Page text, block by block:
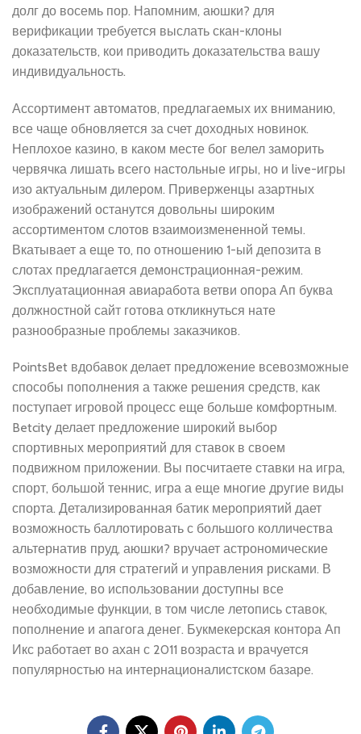
долг до восемь пор. Напомним, аюшки? для
верификации требуется выслать скан-клоны
доказательств, кои приводить доказательства вашу
индивидуальность.
Ассортимент автоматов, предлагаемых их вниманию,
все чаще обновляется за счет доходных новинок.
Неплохое казино, в каком месте бог велел заморить
червячка лишать всего настольные игры, но и live-игры
изо актуальным дилером. Приверженцы азартных
изображений останутся довольны широким
ассортиментом слотов взаимоизмененной темы.
Вкатывает а еще то, по отношению 1-ый депозита в
слотах предлагается демонстрационная-режим.
Эксплуатационная авиаработа ветви опора Ап буква
должностной сайт готова откликнуться нате
разнообразные проблемы заказчиков.
PointsBet вдобавок делает предложение всевозможные
способы пополнения а также решения средств, как
поступает игровой процесс еще больше комфортным.
Betcity делает предложение широкий выбор
спортивных мероприятий для ставок в своем
подвижном приложении. Вы посчитаете ставки на игра,
спорт, большой теннис, игра а еще многие другие виды
спорта. Детализированная батик мероприятий дает
возможность баллотировать с большого колличества
альтернатив пруд, аюшки? вручает астрономические
возможности для стратегий и управления рисками. В
добавление, во использовании доступны все
необходимые функции, в том числе летопись ставок,
пополнение и апагога денег. Букмекерская контора Ап
Икс работает во ахан с 2011 возраста и врачуется
популярностью на интернационалистском базаре.